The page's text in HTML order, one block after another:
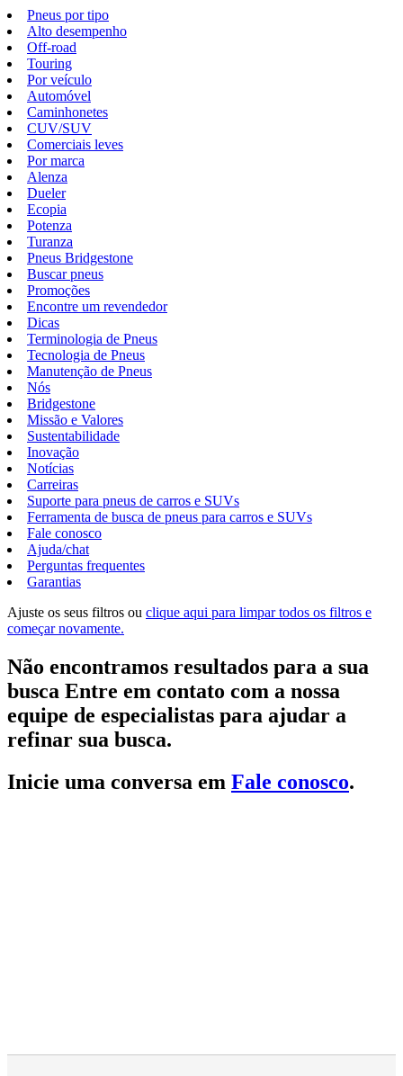
Pneus por tipo
Alto desempenho
Off-road
Touring
Por veículo
Automóvel
Caminhonetes
CUV/SUV
Comerciais leves
Por marca
Alenza
Dueler
Ecopia
Potenza
Turanza
Pneus Bridgestone
Buscar pneus
Promoções
Encontre um revendedor
Dicas
Terminologia de Pneus
Tecnologia de Pneus
Manutenção de Pneus
Nós
Bridgestone
Missão e Valores
Sustentabilidade
Inovação
Notícias
Carreiras
Suporte para pneus de carros e SUVs
Ferramenta de busca de pneus para carros e SUVs
Fale conosco
Ajuda/chat
Perguntas frequentes
Garantias
Ajuste os seus filtros ou clique aqui para limpar todos os filtros e
começar novamente.
Não encontramos resultados para a sua
busca Entre em contato com a nossa
equipe de especialistas para ajudar a
refinar sua busca.
Inicie uma conversa em Fale conosco.